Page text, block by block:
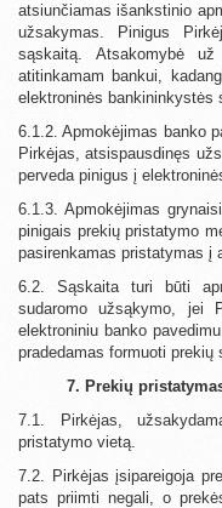
atsiunčiamas išankstinio
užsakymas. Pinigus
sąskaitą. Atsakomybė
atitinkamam bankui,
elektroninės bankininkystės
6.1.2. Apmokėjimas banko
Pirkėjas, atsispausdinęs
perveda pinigus į
6.1.3. Apmokėjimas
pinigais prekių pristatymo
pasirenkamas pristatymas į
6.2. Sąskaita turi būti
sudaromo užsąkymo, jei
elektroniniu banko
pradedamas formuoti prekių
7. Prekių
7.1. Pirkėjas,
pristatymo vietą.
7.2. Pirkėjas įsipareigoja
pats priimti negali, o